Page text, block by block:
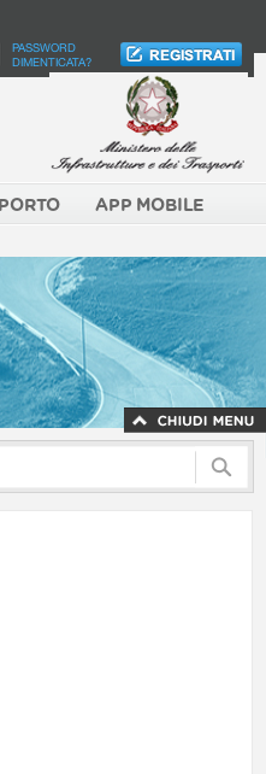
PASSWORD
DIMENTICATA?
APP MOBILE